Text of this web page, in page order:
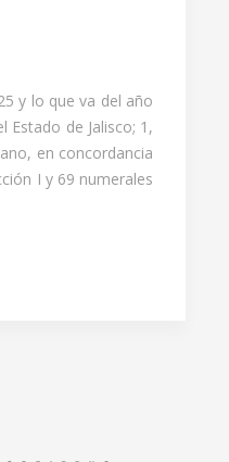
y lo que va del año
de Jalisco; 1,
en concordancia
I y 69 numerales